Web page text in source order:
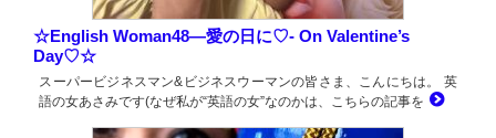
☆English Woman48―愛の日に♡- On Valentine’s
Day♡☆
スーパービジネスマン&ビジネスウーマンの皆さま、こんにちは。 英
語の女あさみです(なぜ私が“英語の女”なのかは、こちらの記事を